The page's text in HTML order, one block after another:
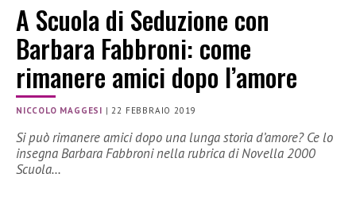
A Scuola di Seduzione con
Barbara Fabbroni: come
rimanere amici dopo l’amore
NICCOLO MAGGESI |22 FEBBRAIO 2019
Si può rimanere amici dopo una lunga storia d’amore? Ce lo
insegna Barbara Fabbroni nella rubrica di Novella 2000
Scuola…